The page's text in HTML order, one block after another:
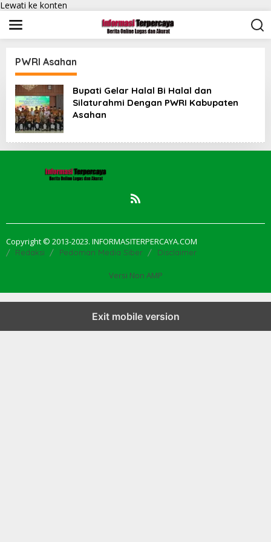
Lewati ke konten
PWRI Asahan
Bupati Gelar Halal Bi Halal dan
Silaturahmi Dengan PWRI Kabupaten
Asahan
Copyright © 2013-2023. INFORMASITERPERCAYA.COM
Redaksi Pedoman Media Siber Disclaimer
Versi Non AMP
Exit mobile version